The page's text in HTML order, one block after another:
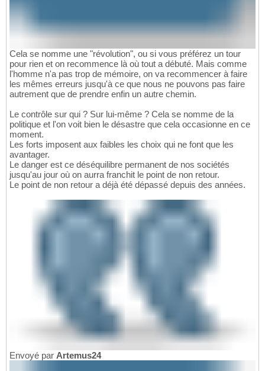
Cela se nomme une "révolution", ou si vous préférez un tour
pour rien et on recommence là où tout a débuté. Mais comme
l'homme n'a pas trop de mémoire, on va recommencer à faire
les mêmes erreurs jusqu'à ce que nous ne pouvons pas faire
autrement que de prendre enfin un autre chemin.
Le contrôle sur qui ? Sur lui-même ? Cela se nomme de la
politique et l'on voit bien le désastre que cela occasionne en ce
moment.
Les forts imposent aux faibles les choix qui ne font que les
avantager.
Le danger est ce déséquilibre permanent de nos sociétés
jusqu'au jour où on aurra franchit le point de non retour.
Le point de non retour a déjà été dépassé depuis des années.
Envoyé par Artemus24